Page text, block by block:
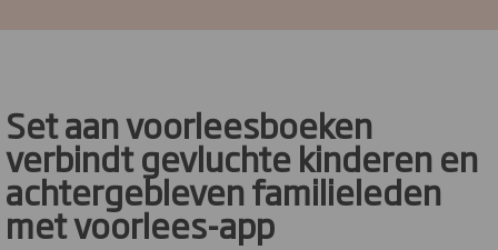
Set aan voorleesboeken
verbindt gevluchte kinderen en
achtergebleven familieleden
met voorlees-app